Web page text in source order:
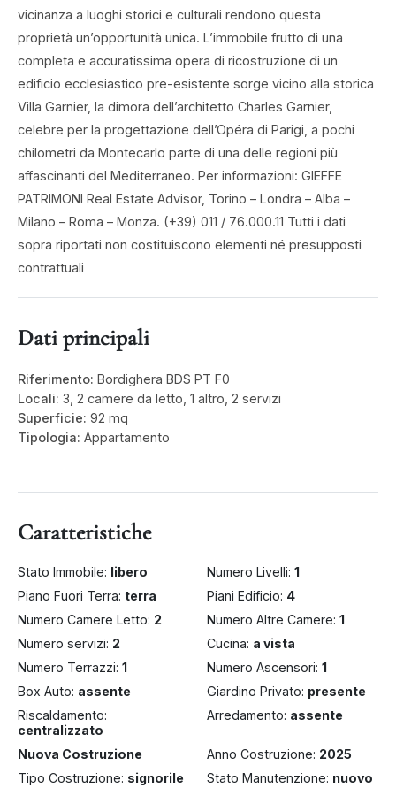
vicinanza a luoghi storici e culturali rendono questa
proprietà un’opportunità unica. L’immobile frutto di una
completa e accuratissima opera di ricostruzione di un
edificio ecclesiastico pre-esistente sorge vicino alla storica
Villa Garnier, la dimora dell’architetto Charles Garnier,
celebre per la progettazione dell’Opéra di Parigi, a pochi
chilometri da Montecarlo parte di una delle regioni più
affascinanti del Mediterraneo. Per informazioni: GIEFFE
PATRIMONI Real Estate Advisor, Torino – Londra – Alba –
Milano – Roma – Monza. (+39) 011 / 76.000.11 Tutti i dati
sopra riportati non costituiscono elementi né presupposti
contrattuali
Dati principali
Riferimento: Bordighera BDS PT F0
Locali: 3, 2 camere da letto, 1 altro, 2 servizi
Superficie: 92 mq
Tipologia: Appartamento
Caratteristiche
Stato Immobile: libero Numero Livelli: 1
Piano Fuori Terra: terra Piani Edificio: 4
Numero Camere Letto: 2 Numero Altre Camere: 1
Numero servizi: 2 Cucina: a vista
Numero Terrazzi: 1 Numero Ascensori: 1
Box Auto: assente Giardino Privato: presente
Riscaldamento:
centralizzato
Arredamento: assente
Nuova Costruzione Anno Costruzione: 2025
Tipo Costruzione: signorile Stato Manutenzione: nuovo